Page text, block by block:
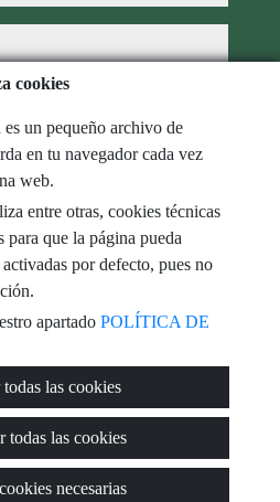
Enviar
· Política de privacidad
cookies
un pequeño archivo de
en tu navegador cada vez
web.
entre otras, cookies técnicas
que la página pueda
por defecto, pues no
apartado POLÍTICA DE
las cookies
todas las cookies
necesarias